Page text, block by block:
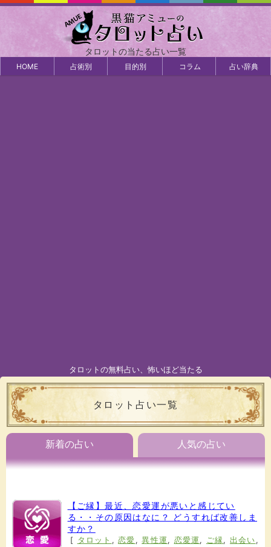
タロットの当たる占い一覧
HOME 占術別 目的別 コラム 占い辞典
タロットの無料占い、怖いほど当たる
タロット占い一覧
新着の占い 人気の占い
【ご縁】最近、恋愛運が悪いと感じてい
る・・その原因はなに？ どうすれば改善しま
すか？
[ タロット ,恋愛 ,異性運 , 恋愛運 , ご縁, 出会い ,